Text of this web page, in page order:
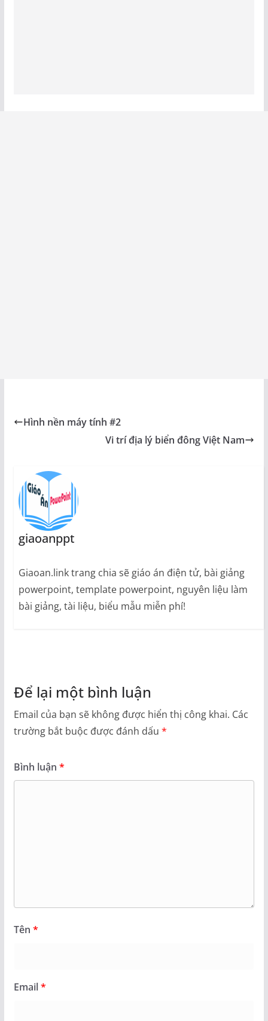
Hình nền máy tính #2
Vi trí địa lý biển đông Việt Nam
giaoanppt
Giaoan.link trang chia sẽ giáo án điện tử, bài giảng
powerpoint, template powerpoint, nguyên liệu làm
bài giảng, tài liệu, biểu mẫu miễn phí!
Để lại một bình luận
Email của bạn sẽ không được hiển thị công khai. Các
trường bắt buộc được đánh dấu *
Bình luận *
Tên *
Email*